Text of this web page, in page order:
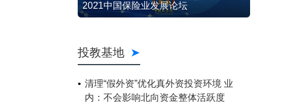
2021中国保险业发展论坛
投教基地
清理“假外资”优化真外资投资环境 业
内：不会影响北向资金整体活跃度